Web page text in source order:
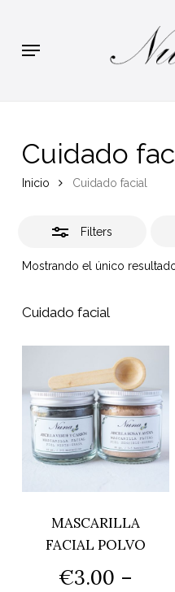
main
Menu
Cuidado
Inicio Cuidado facial
Filters
Mostrando el único
Cuidado facial
MASCARILLA
FACIAL POLVO
€3.00 –